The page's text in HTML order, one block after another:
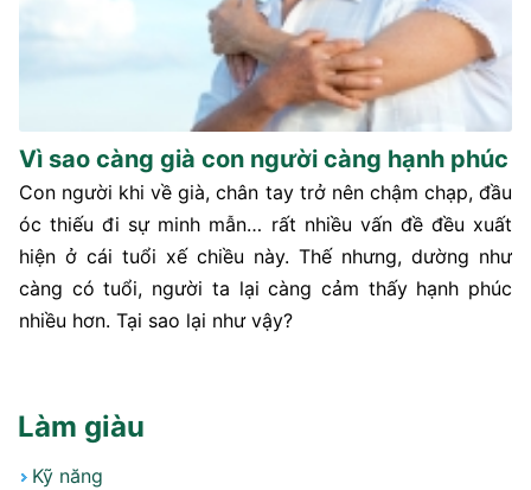
Vì sao càng già con người càng hạnh phúc
Con người khi về già, chân tay trở nên chậm chạp, đầu
óc thiếu đi sự minh mẫn… rất nhiều vấn đề đều xuất
hiện ở cái tuổi xế chiều này. Thế nhưng, dường như
càng có tuổi, người ta lại càng cảm thấy hạnh phúc
nhiều hơn. Tại sao lại như vậy?
Làm giàu
Kỹ năng